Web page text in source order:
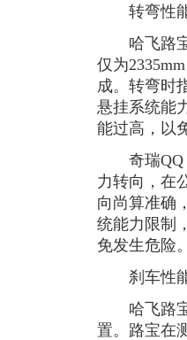
转弯性能
哈飞路宝
仅为
成。转弯时
悬挂系统能
能过高，以
奇瑞QQ：
力转向，在
向尚算准确
统能力限制
免发生危险。
刹车性能
哈飞路宝
置。路宝在